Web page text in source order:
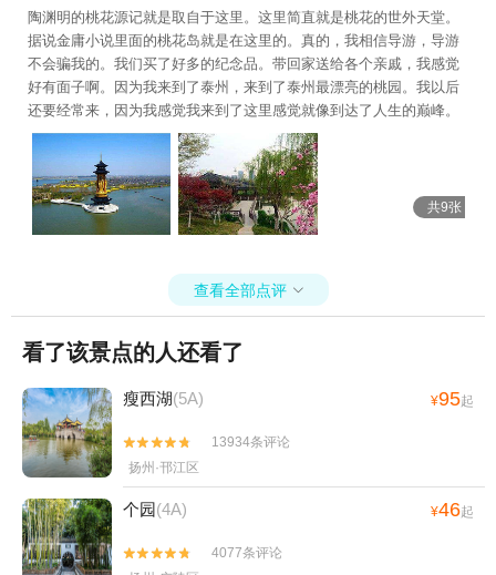
陶渊明的桃花源记就是取自于这里。这里简直就是桃花的世外天堂。
据说金庸小说里面的桃花岛就是在这里的。真的，我相信导游，导游
不会骗我的。我们买了好多的纪念品。带回家送给各个亲戚，我感觉
好有面子啊。因为我来到了泰州，来到了泰州最漂亮的桃园。我以后
还要经常来，因为我感觉我来到了这里感觉就像到达了人生的巅峰。
查看全部点评
看了该景点的人还看了
瘦西湖(5A)

